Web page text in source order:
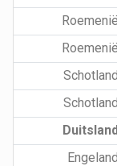
Roemenië
Roemenië